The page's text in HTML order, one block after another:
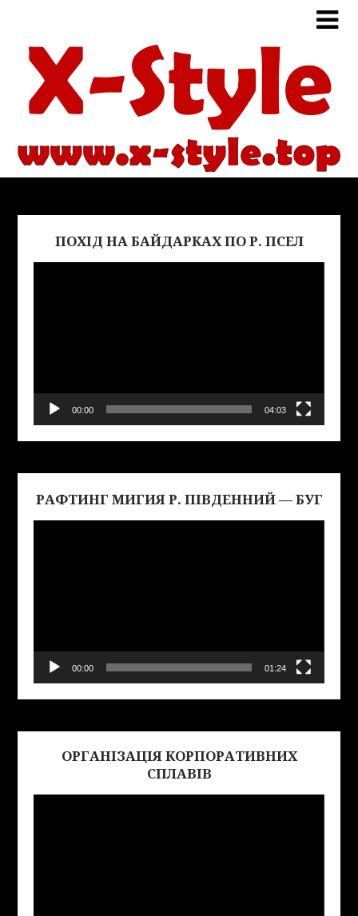
ПОХІД НА БАЙДАРКАХ ПО Р. ПСЕЛ
00:00 04:03
РАФТИНГ МИГИЯ Р. ПІВДЕННИЙ — БУГ
00:00 01:24
ОРГАНІЗАЦІЯ КОРПОРАТИВНИХ
СПЛАВІВ